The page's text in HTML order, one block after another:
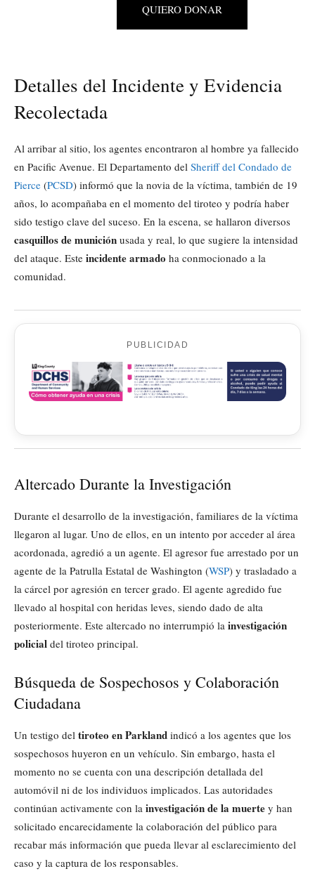
QUIERO DONAR
Detalles del Incidente y Evidencia
Recolectada
Al arribar al sitio, los agentes encontraron al hombre ya fallecido
en Pacific Avenue. El Departamento del Sheriff del Condado de
Pierce (PCSD) informó que la novia de la víctima, también de 19
años, lo acompañaba en el momento del tiroteo y podría haber
sido testigo clave del suceso. En la escena, se hallaron diversos
casquillos de munición usada y real, lo que sugiere la intensidad
del ataque. Este incidente armado ha conmocionado a la
comunidad.
PUBLICIDAD
Altercado Durante la Investigación
Durante el desarrollo de la investigación, familiares de la víctima
llegaron al lugar. Uno de ellos, en un intento por acceder al área
acordonada, agredió a un agente. El agresor fue arrestado por un
agente de la Patrulla Estatal de Washington (WSP) y trasladado a
la cárcel por agresión en tercer grado. El agente agredido fue
llevado al hospital con heridas leves, siendo dado de alta
posteriormente. Este altercado no interrumpió la investigación
policial del tiroteo principal.
Búsqueda de Sospechosos y Colaboración
Ciudadana
Un testigo del tiroteo en Parkland indicó a los agentes que los
sospechosos huyeron en un vehículo. Sin embargo, hasta el
momento no se cuenta con una descripción detallada del
automóvil ni de los individuos implicados. Las autoridades
continúan activamente con la investigación de la muerte y han
solicitado encarecidamente la colaboración del público para
recabar más información que pueda llevar al esclarecimiento del
caso y la captura de los responsables.